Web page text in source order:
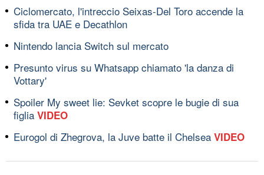
Ciclomercato, l'intreccio Seixas-Del Toro accende la
sfida tra UAE e Decathlon
Nintendo lancia Switch sul mercato
Presunto virus su Whatsapp chiamato 'la danza di
Vottary'
Spoiler My sweet lie: Sevket scopre le bugie di sua
figlia VIDEO
Eurogol di Zhegrova, la Juve batte il Chelsea VIDEO